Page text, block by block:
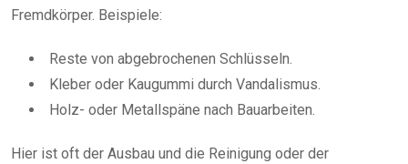
Fremdkörper. Beispiele:
Reste von abgebrochenen Schlüsseln.
Kleber oder Kaugummi durch Vandalismus.
Holz- oder Metallspäne nach Bauarbeiten.
Hier ist oft der Ausbau und die Reinigung oder der